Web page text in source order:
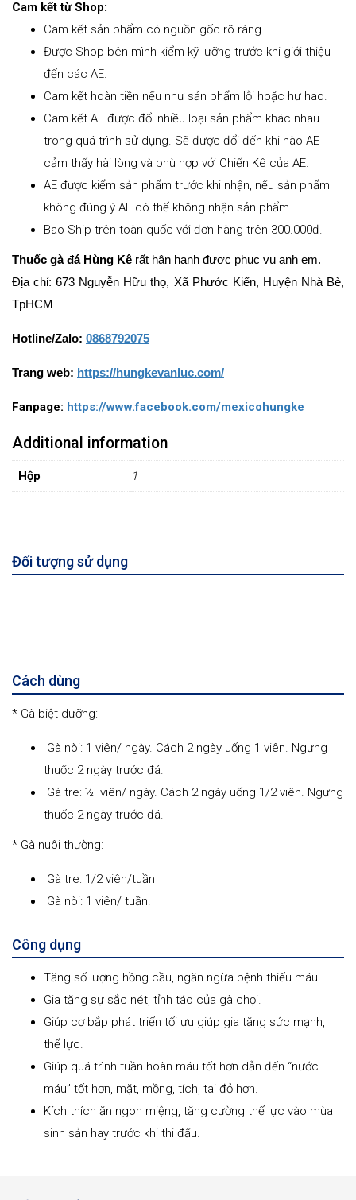
Cam kết từ Shop:
Cam kết sản phẩm có nguồn gốc rõ ràng.
Được Shop bên mình kiểm kỹ lưỡng trước khi giới thiệu
đến các AE.
Cam kết hoàn tiền nếu như sản phẩm lỗi hoặc hư hao.
Cam kết AE được đổi nhiều loại sản phẩm khác nhau
trong quá trình sử dụng. Sẽ được đổi đến khi nào AE
cảm thấy hài lòng và phù hợp với Chiến Kê của AE.
AE được kiểm sản phẩm trước khi nhận, nếu sản phẩm
không đúng ý AE có thể không nhận sản phẩm.
Bao Ship trên toàn quốc với đơn hàng trên 300.000đ.
Thuốc gà đá Hùng Kê rất hân hạnh được phục vụ anh em.
Địa chỉ: 673 Nguyễn Hữu thọ, Xã Phước Kiển, Huyện Nhà Bè,
TpHCM
Hotline/Zalo: 0868792075
Trang web: https://hungkevanluc.com/
Fanpage: https://www.facebook.com/mexicohungke
Additional information
Hộp 1
Đối tượng sử dụng
Cách dùng
* Gà biệt dưỡng:
Gà nòi: 1 viên/ ngày. Cách 2 ngày uống 1 viên. Ngưng
thuốc 2 ngày trước đá.
Gà tre: ½ viên/ ngày. Cách 2 ngày uống 1/2 viên. Ngưng
thuốc 2 ngày trước đá.
* Gà nuôi thường:
Gà tre: 1/2 viên/tuần
Gà nòi: 1 viên/ tuần.
Công dụng
Tăng số lượng hồng cầu, ngăn ngừa bệnh thiếu máu.
Gia tăng sự sắc nét, tỉnh táo của gà chọi.
Giúp cơ bắp phát triển tối ưu giúp gia tăng sức mạnh,
thể lực.
Giúp quá trình tuần hoàn máu tốt hơn dẫn đến “nước
máu” tốt hơn, mặt, mồng, tích, tai đỏ hơn.
Kích thích ăn ngon miệng, tăng cường thể lực vào mùa
sinh sản hay trước khi thi đấu.